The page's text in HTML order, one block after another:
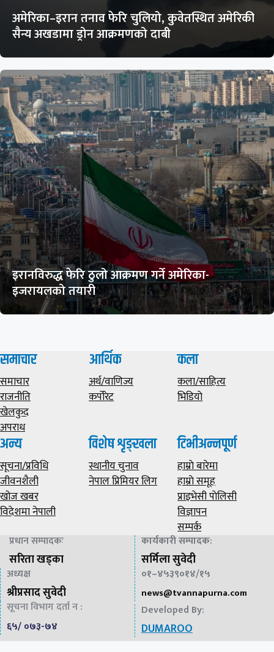
अमेरिका–इरान तनाव फेरि चुलियो, कुवेतस्थित अमेरिकी
सैन्य अखडामा ड्रोन आक्रमणको दाबी
इरानविरुद्ध फेरि ठुलो आक्रमण गर्ने अमेरिका-
इजरायलको तयारी
समाचार
समाचार
राजनीति
खेलकुद
अपराध
आर्थिक
अर्थ/वाणिज्य
कर्पोरेट
कला
कला/साहित्य
भिडियाे
अन्य
सूचना/प्रविधि
जीवनशैली
खोज खबर
विदेशमा नेपाली
विशेष शृङ्खला
स्थानीय चुनाव
नेपाल प्रिमियर लिग
टिभीअन्नपूर्ण
हाम्राे बारेमा
हाम्राे समूह
प्राइभेसी पाेलिसी
विज्ञापन
सम्पर्क
प्रधान सम्पादकः
सरिता खड्का
कार्यकारी सम्पादक:
सर्मिला सुवेदी
अध्यक्ष
श्रीप्रसाद सुवेदी
०१–४५३९०१४/१५
news@tvannapurna.com
सूचना विभाग दर्ता न :
६५/ ०७३-७४
Developed By:
DUMAROO